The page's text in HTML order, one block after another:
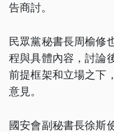
告商討。
民眾黨秘書長周榆修
程與具體內容，討論
前提框架和立場之下
意見。
國安會副秘書長徐斯